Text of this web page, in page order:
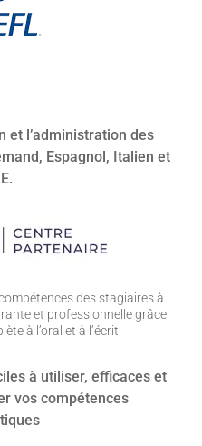
et l’administration des
Espagnol, Italien et
des stagiaires à
et professionnelle grâce
à l’oral et à l’écrit.
à utiliser, efficaces et
vos compétences